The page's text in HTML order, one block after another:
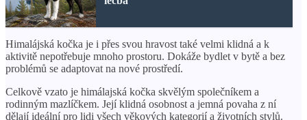
Himalájská kočka je i přes svou hravost také velmi klidná a k
aktivitě nepotřebuje mnoho prostoru. Dokáže bydlet v bytě a bez
problémů se adaptovat na nové prostředí.
Celkově vzato je himálajská kočka skvělým společníkem a
rodinným mazlíčkem. Její klidná osobnost a jemná povaha z ní
dělají ideální pro lidi všech věkových kategorií a životních stylů.